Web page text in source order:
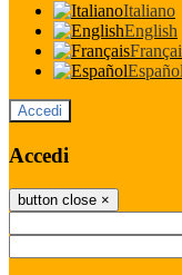
Italiano
English
Español
Accedi
Accedi
button close ×